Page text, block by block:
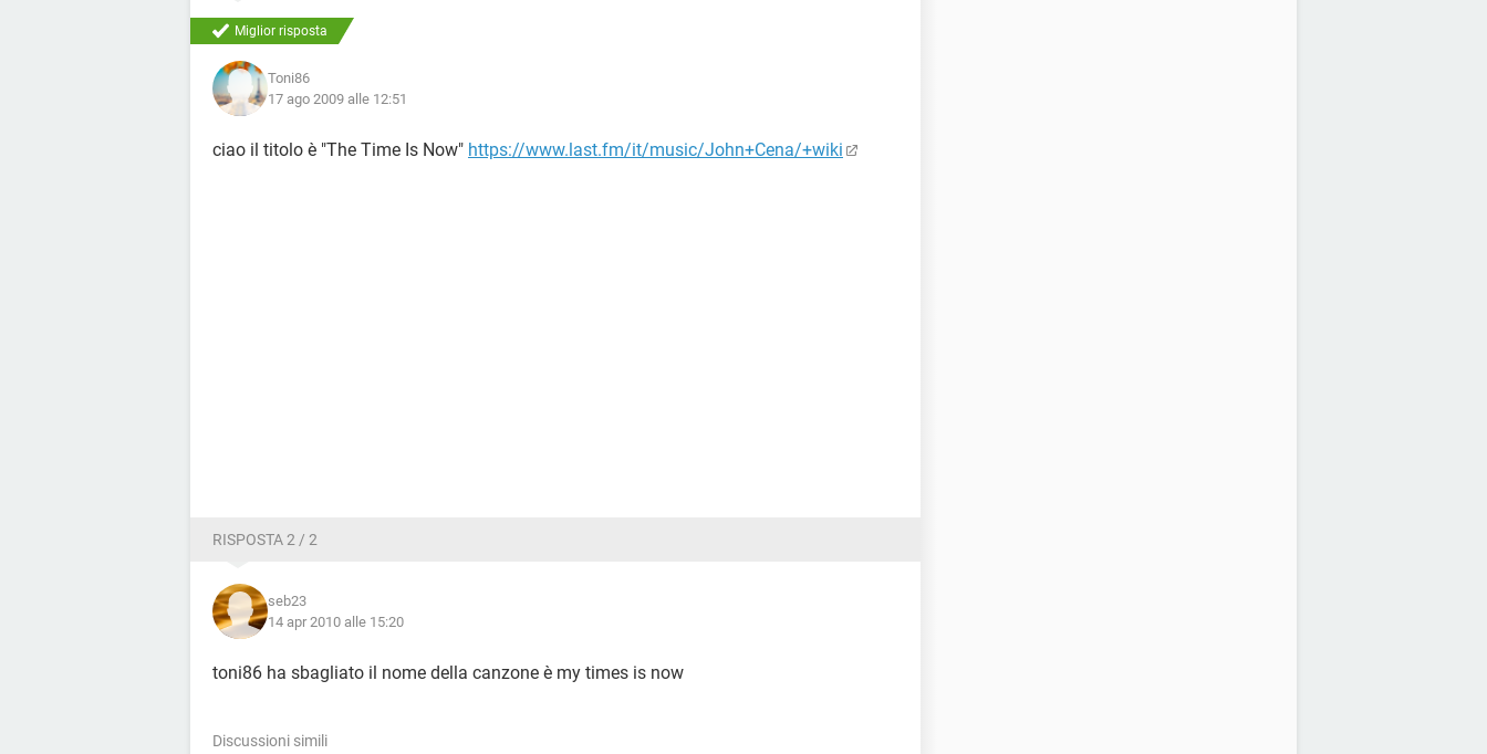
Miglior risposta
Toni86
17 ago 2009 alle 12:51
ciao il titolo è "The Time Is Now" https://www.last.fm/it/music/John+Cena/+wiki
RISPOSTA 2 / 2
seb23
14 apr 2010 alle 15:20
toni86 ha sbagliato il nome della canzone è my times is now
Discussioni simili